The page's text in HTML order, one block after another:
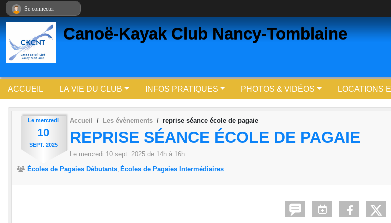
Canoë-Kayak Club Nancy-Tomblaine
ACCUEIL LA VIE DU CLUB INFOS PRATIQUES PHOTOS & VIDÉOS LOCATIONS
Le mercredi
10
SEPT. 2025
Accueil Les évènements reprise séance école de pagaie
REPRISE SÉANCE ÉCOLE DE PAGAIE
Le mercredi 10 sept. 2025 de 14h à 16h
Écoles de Pagaies Débutants Écoles de Pagaies Intermédiaires
Se connecter
Panneau de gestion des cookies